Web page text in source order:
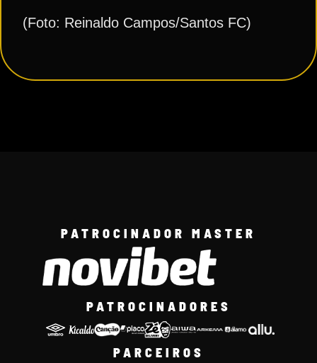
(Foto: Reinaldo Campos/Santos FC)
PATROCINADOR MASTER
PATROCINADORES
PARCEIROS